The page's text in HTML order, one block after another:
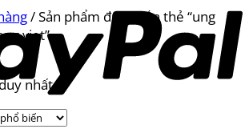
/Sản phẩm được gắn thẻ “ung
viet”
nhất